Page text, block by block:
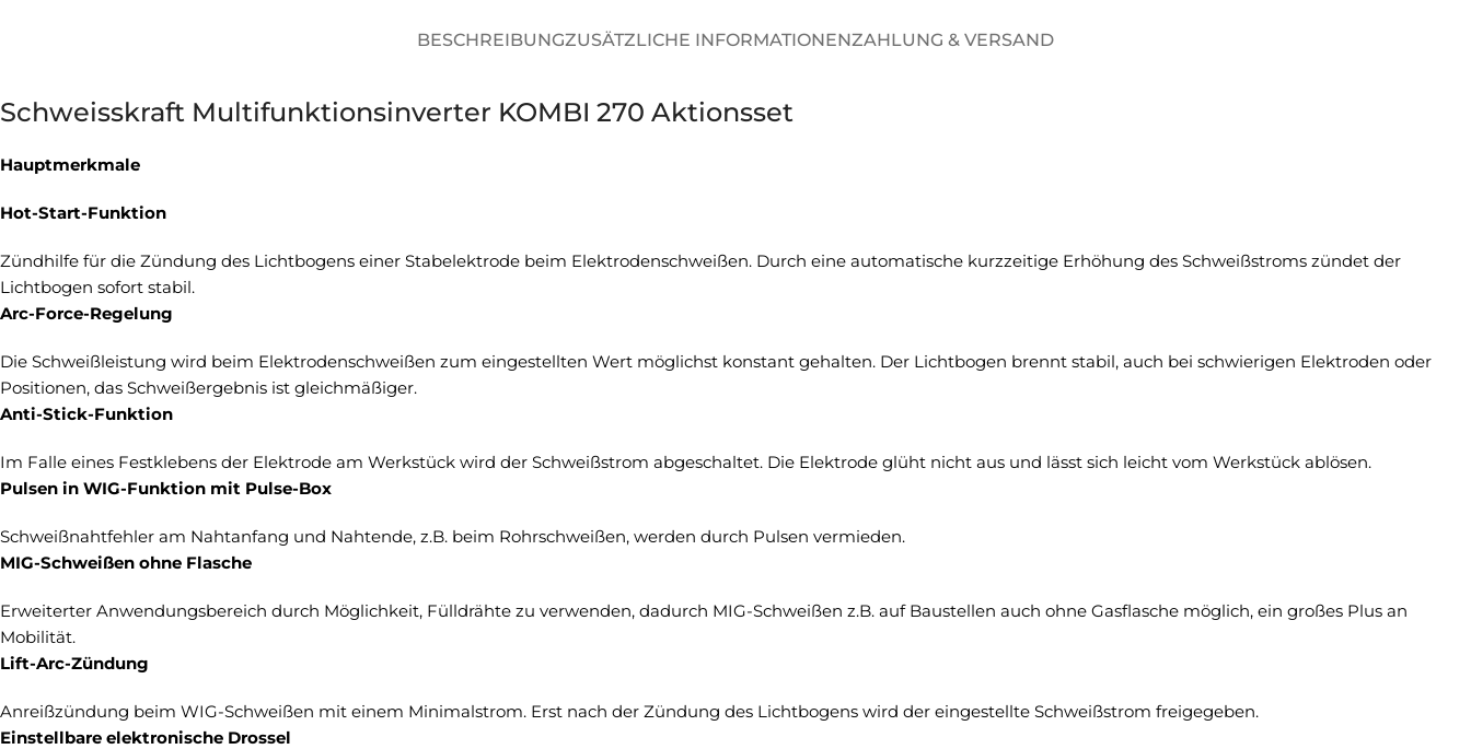
BESCHREIBUNGZUSÄTZLICHE INFORMATIONENZAHLUNG & VERSAND
Schweisskraft Multifunktionsinverter KOMBI 270 Aktionsset
Hauptmerkmale
Hot-Start-Funktion
Zündhilfe für die Zündung des Lichtbogens einer Stabelektrode beim Elektrodenschweißen. Durch eine automatische kurzzeitige Erhöhung des Schweißstroms zündet der
Lichtbogen sofort stabil.
Arc-Force-Regelung
Die Schweißleistung wird beim Elektrodenschweißen zum eingestellten Wert möglichst konstant gehalten. Der Lichtbogen brennt stabil, auch bei schwierigen Elektroden oder
Positionen, das Schweißergebnis ist gleichmäßiger.
Anti-Stick-Funktion
Im Falle eines Festklebens der Elektrode am Werkstück wird der Schweißstrom abgeschaltet. Die Elektrode glüht nicht aus und lässt sich leicht vom Werkstück ablösen.
Pulsen in WIG-Funktion mit Pulse-Box
Schweißnahtfehler am Nahtanfang und Nahtende, z.B. beim Rohrschweißen, werden durch Pulsen vermieden.
MIG-Schweißen ohne Flasche
Erweiterter Anwendungsbereich durch Möglichkeit, Fülldrähte zu verwenden, dadurch MIG-Schweißen z.B. auf Baustellen auch ohne Gasflasche möglich, ein großes Plus an
Mobilität.
Lift-Arc-Zündung
Anreißzündung beim WIG-Schweißen mit einem Minimalstrom. Erst nach der Zündung des Lichtbogens wird der eingestellte Schweißstrom freigegeben.
Einstellbare elektronische Drossel